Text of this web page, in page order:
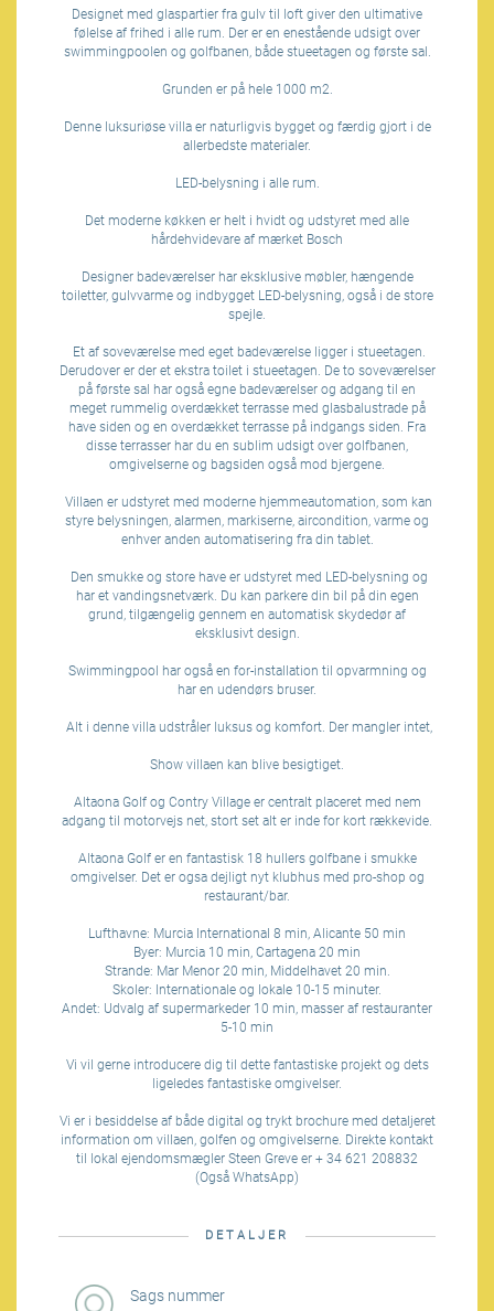
Designet med glaspartier fra gulv til loft giver den ultimative
følelse af frihed i alle rum. Der er en enestående udsigt over
swimmingpoolen og golfbanen, både stueetagen og første sal.
Grunden er på hele 1000 m2.
Denne luksuriøse villa er naturligvis bygget og færdig gjort i de
allerbedste materialer.
LED-belysning i alle rum.
Det moderne køkken er helt i hvidt og udstyret med alle
hårdehvidevare af mærket Bosch
Designer badeværelser har eksklusive møbler, hængende
toiletter, gulvvarme og indbygget LED-belysning, også i de store
spejle.
Et af soveværelse med eget badeværelse ligger i stueetagen.
Derudover er der et ekstra toilet i stueetagen. De to soveværelser
på første sal har også egne badeværelser og adgang til en
meget rummelig overdækket terrasse med glasbalustrade på
have siden og en overdækket terrasse på indgangs siden. Fra
disse terrasser har du en sublim udsigt over golfbanen,
omgivelserne og bagsiden også mod bjergene.
Villaen er udstyret med moderne hjemmeautomation, som kan
styre belysningen, alarmen, markiserne, aircondition, varme og
enhver anden automatisering fra din tablet.
Den smukke og store have er udstyret med LED-belysning og
har et vandingsnetværk. Du kan parkere din bil på din egen
grund, tilgængelig gennem en automatisk skydedør af
eksklusivt design.
Swimmingpool har også en for-installation til opvarmning og
har en udendørs bruser.
Alt i denne villa udstråler luksus og komfort. Der mangler intet,
Show villaen kan blive besigtiget.
Altaona Golf og Contry Village er centralt placeret med nem
adgang til motorvejs net, stort set alt er inde for kort rækkevide.
Altaona Golf er en fantastisk 18 hullers golfbane i smukke
omgivelser. Det er ogsa dejligt nyt klubhus med pro-shop og
restaurant/bar.
Lufthavne: Murcia International 8 min, Alicante 50 min
Byer: Murcia 10 min, Cartagena 20 min
Strande: Mar Menor 20 min, Middelhavet 20 min.
Skoler: Internationale og lokale 10-15 minuter.
Andet: Udvalg af supermarkeder 10 min, masser af restauranter
5-10 min
Vi vil gerne introducere dig til dette fantastiske projekt og dets
ligeledes fantastiske omgivelser.
Vi er i besiddelse af både digital og trykt brochure med detaljeret
information om villaen, golfen og omgivelserne. Direkte kontakt
til lokal ejendomsmægler Steen Greve er + 34 621 208832
(Også WhatsApp)
DETALJER
Sags nummer